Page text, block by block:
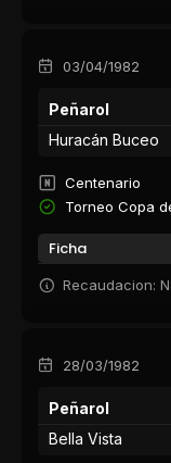
03/04/1982
Peñarol
Huracán Buceo
Centenario
Torneo Copa
Ficha
Recaudacion:
28/03/1982
Peñarol
Bella Vista